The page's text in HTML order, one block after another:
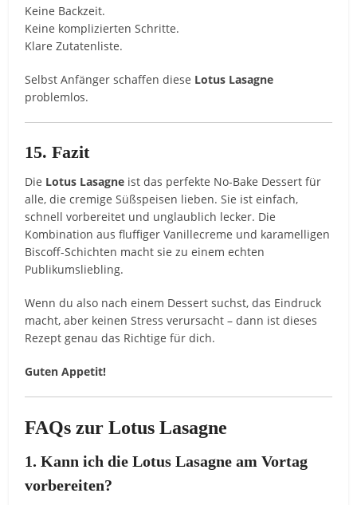
Keine Backzeit.
Keine komplizierten Schritte.
Klare Zutatenliste.
Selbst Anfänger schaffen diese Lotus Lasagne
problemlos.
15. Fazit
Die Lotus Lasagne ist das perfekte No-Bake Dessert für
alle, die cremige Süßspeisen lieben. Sie ist einfach,
schnell vorbereitet und unglaublich lecker. Die
Kombination aus fluffiger Vanillecreme und karamelligen
Biscoff-Schichten macht sie zu einem echten
Publikumsliebling.
Wenn du also nach einem Dessert suchst, das Eindruck
macht, aber keinen Stress verursacht – dann ist dieses
Rezept genau das Richtige für dich.
Guten Appetit!
FAQs zur Lotus Lasagne
1. Kann ich die Lotus Lasagne am Vortag
vorbereiten?